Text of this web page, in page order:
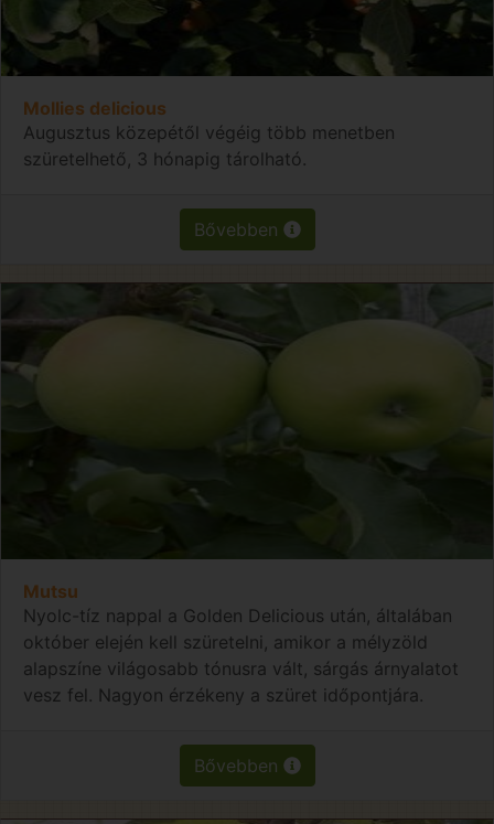
Mollies delicious
Augusztus közepétől végéig több menetben
szüretelhető, 3 hónapig tárolható.
Bővebben
Mutsu
Nyolc-tíz nappal a Golden Delicious után, általában
október elején kell szüretelni, amikor a mélyzöld
alapszíne világosabb tónusra vált, sárgás árnyalatot
vesz fel. Nagyon érzékeny a szüret időpontjára.
Bővebben